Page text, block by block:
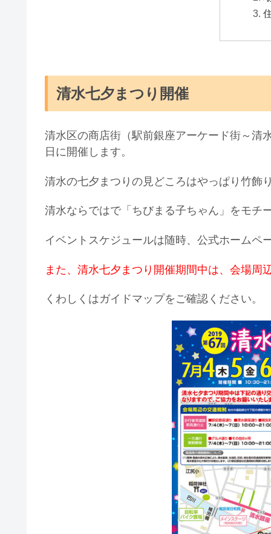
清水七夕まつり開催
清水区の商店街（駅前銀座アーケード街～清
日に開催します。
清水の七夕まつりの見どころはやっぱり竹飾
清水ならではで「ちびまる子ちゃん」をモチ
イベントスケジュールは随時、公式ホームペ
また、清水七夕まつり開催期間中は、会場周
くわしくはガイドマップをご確認ください。